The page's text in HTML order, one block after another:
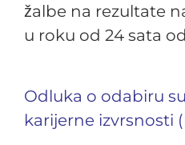
žalbe na rezultate
u roku od 24 sata
Odluka o odabiru
karijerne izvrsnosti